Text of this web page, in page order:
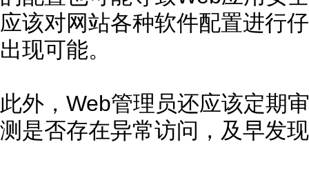
应该对网站各种软件配置进行
出现可能。
此外，Web管理员还应该定期
测是否存在异常访问，及早发